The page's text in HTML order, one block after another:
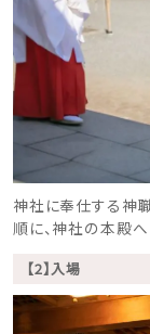
神社に奉仕する神
順に、神社の本殿へ
【2】入場